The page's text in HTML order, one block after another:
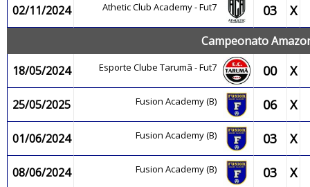
02/11/2024 Athetic Club Academy - Fut7 03 X
Campeonato
18/05/2024
Esporte Clube Tarumã - Fut7 00 X
25/05/2025 Fusion Academy (B) 06 X
01/06/2024 Fusion Academy (B) 03 X
08/06/2024 Fusion Academy (B) 03 X